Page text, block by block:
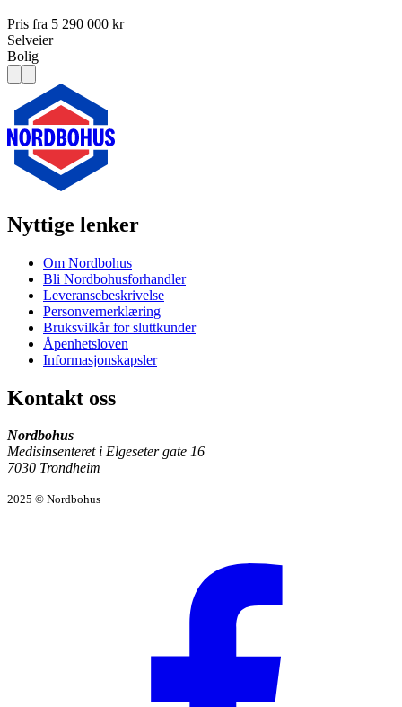
Pris fra 5 290 000 kr
Selveier
Bolig
Nyttige lenker
Om Nordbohus
Bli Nordbohusforhandler
Leveransebeskrivelse
Personvernerklæring
Bruksvilkår for sluttkunder
Åpenhetsloven
Informasjonskapsler
Kontakt oss
Nordbohus
Medisinsenteret i Elgeseter gate 16
7030 Trondheim
2025 © Nordbohus